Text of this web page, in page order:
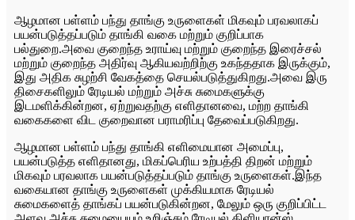
ஆழமான பள்ளம் பந்து தாங்கு உருளைகள் மிகவும் பரவலாகப்
பயன்படுத்தப்படும் தாங்கி வகை மற்றும் குறிப்பாக
பல்துறை.அவை குறைந்த உராய்வு மற்றும் குறைந்த இரைச்சல்
மற்றும் குறைந்த அதிர்வு ஆகியவற்றிற்கு உகந்ததாக இருக்கும்,
இது அதிக சுழற்சி வேகத்தை செயல்படுத்துகிறது.அவை இரு
திசைகளிலும் ரேடியல் மற்றும் அச்சு சுமைகளுக்கு
இடமளிக்கின்றன, ஏற்றுவதற்கு எளிதானவை, மற்ற தாங்கி
வகைகளை விட குறைவான பராமரிப்பு தேவைப்படுகிறது.
ஆழமான பள்ளம் பந்து தாங்கி எளிமையான அமைப்பு,
பயன்படுத்த எளிதானது, மிகப்பெரிய உற்பத்தி திறன் மற்றும்
மிகவும் பரவலாக பயன்படுத்தப்படும் தாங்கு உருளைகள்.இந்த
வகையான தாங்கு உருளைகள் முக்கியமாக ரேடியல்
சுமைகளைத் தாங்கப் பயன்படுகின்றன, மேலும் ஒரு குறிப்பிட்ட